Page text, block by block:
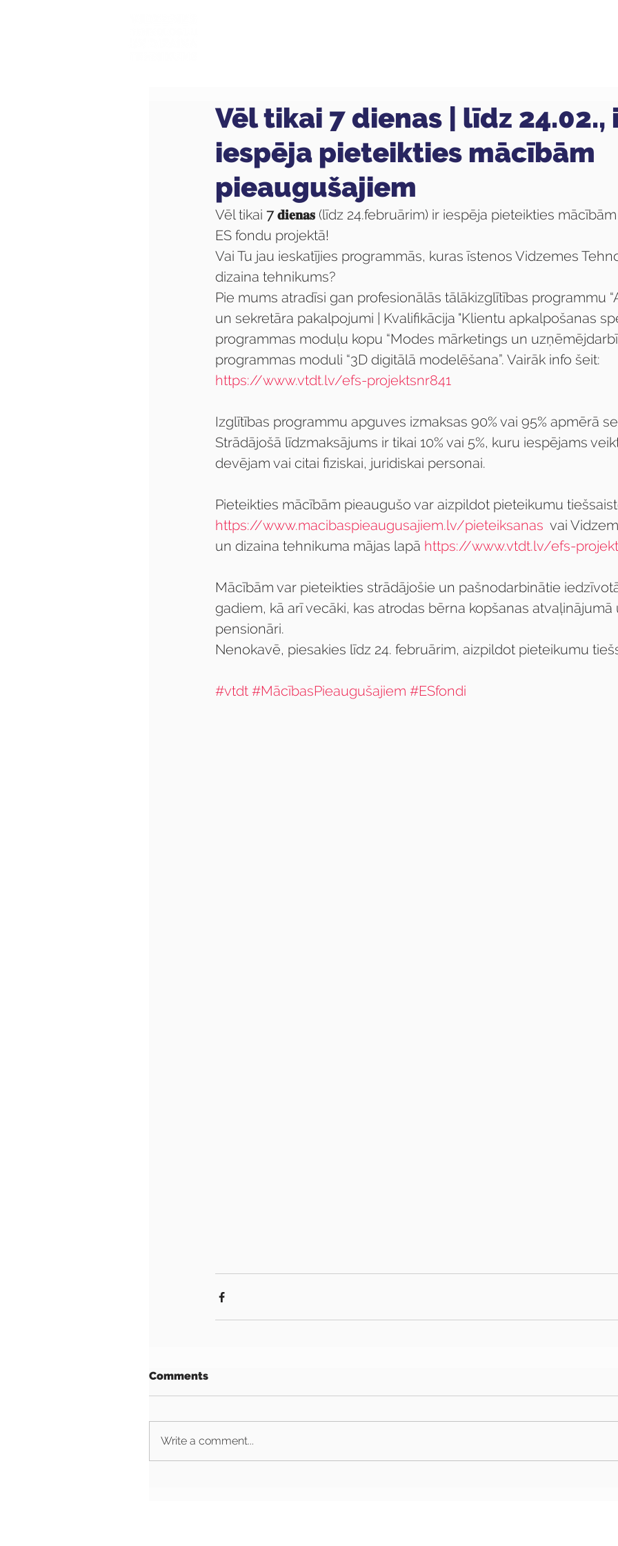
Vēl tikai 7 dienas | līdz 24.02.,
iespēja pieteikties mācībām
pieaugušajiem
Vēl tikai 7 𝐝𝐢𝐞𝐧𝐚𝐬 (līdz 24.februārim) ir iespēja pieteikties
ES fondu projektā!
Vai Tu jau ieskatījies programmās, kuras īstenos Vidzemes
dizaina tehnikums?
Pie mums atradīsi gan profesionālās tālākizglītības programmu
un sekretāra pakalpojumi | Kvalifikācija "Klientu apkalpošanas
programmas moduļu kopu “Modes mārketings un
programmas moduli “3D digitālā modelēšana”. Vairāk info šeit:
https://www.vtdt.lv/efs-projektsnr841
Izglītības programmu apguves izmaksas 90% vai 95% apmērā
Strādājošā līdzmaksājums ir tikai 10% vai 5%, kuru iespējams
devējam vai citai fiziskai, juridiskai personai.
Pieteikties mācībām pieaugušo var aizpildot pieteikumu
https://www.macibaspieaugusajiem.lv/pieteiksanas
vai
un dizaina tehnikuma mājas lapā https://www.vtdt.lv/efs-
Mācībām var pieteikties strādājošie un pašnodarbinātie
gadiem, kā arī vecāki, kas atrodas bērna kopšanas atvaļinājumā
pensionāri.
Nenokavē, piesakies līdz 24. februārim, aizpildot pieteikumu
#vtdt #MācībasPieaugušajiem #ESfondi
Comments
Write a comment...